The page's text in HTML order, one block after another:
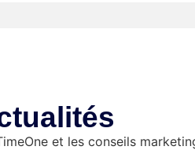
et les conseils